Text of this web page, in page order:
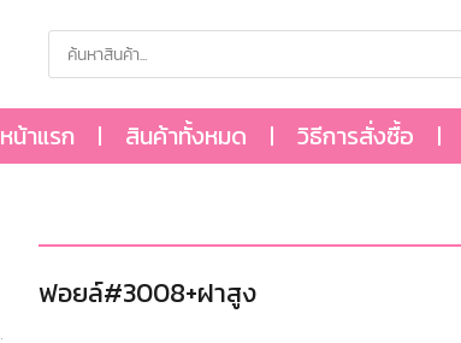
หน้าแรก สินค้าทั้งหมด วิธีการสั่งซื้อ
ฟอยล์#3008+ฝาสูง